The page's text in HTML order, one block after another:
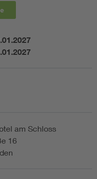
am Schloss
16